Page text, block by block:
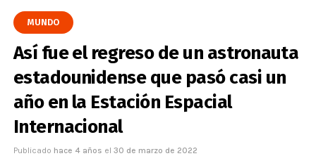
MUNDO
Así fue el regreso de un astronauta
estadounidense que pasó casi un
año en la Estación Espacial
Internacional
Publicado hace 4 años el 30 de marzo de 2022